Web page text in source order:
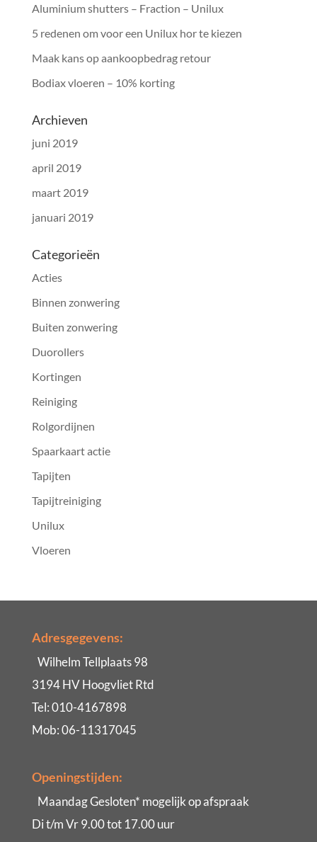
Aluminium shutters – Fraction – Unilux
5 redenen om voor een Unilux hor te kiezen
Maak kans op aankoopbedrag retour
Bodiax vloeren – 10% korting
Archieven
juni 2019
april 2019
maart 2019
januari 2019
Categorieën
Acties
Binnen zonwering
Buiten zonwering
Duorollers
Kortingen
Reiniging
Rolgordijnen
Spaarkaart actie
Tapijten
Tapijtreiniging
Unilux
Vloeren
Adresgegevens:
Wilhelm Tellplaats 98
3194 HV Hoogvliet Rtd
Tel: 010-4167898
Mob: 06-11317045
Openingstijden:
Maandag Gesloten* mogelijk op afspraak
Di t/m Vr 9.00 tot 17.00 uur